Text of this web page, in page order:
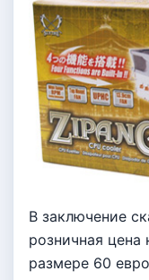
В заключение
розничная цена
размере 60